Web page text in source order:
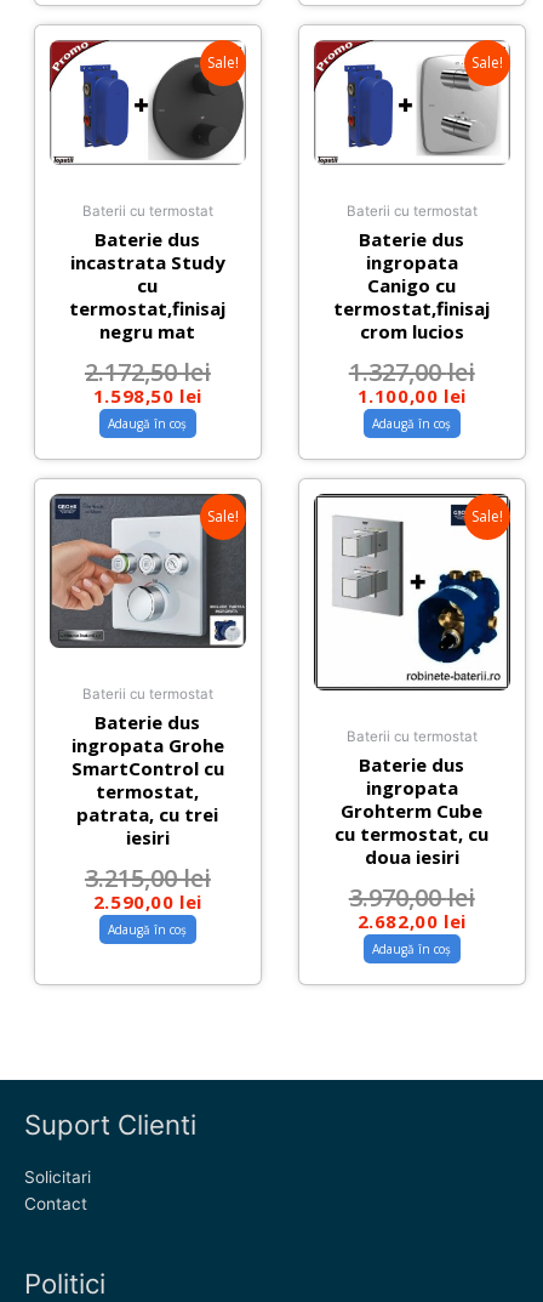
Sale!
Baterii cu termostat
Baterie dus
incastrata Study
cu
termostat,finisaj
negru mat
2.172,50lei
1.598,50 lei
Adaugă în coș
Sale!
Baterii cu termostat
Baterie dus
ingropata
Canigo cu
termostat,finisaj
crom lucios
1.327,00lei
1.100,00 lei
Adaugă în coș
Sale!
Baterii cu termostat
Baterie dus
ingropata Grohe
SmartControl cu
termostat,
patrata, cu trei
iesiri
3.215,00lei
2.590,00 lei
Adaugă în coș
Sale!
Baterii cu termostat
Baterie dus
ingropata
Grohterm Cube
cu termostat, cu
doua iesiri
3.970,00lei
2.682,00 lei
Adaugă în coș
Suport Clienti
Solicitari
Contact
Politici